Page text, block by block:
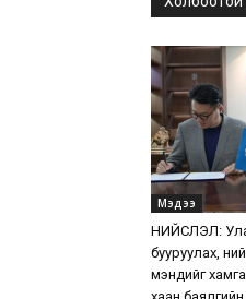
Мэдээ
НИЙСЛЭЛ:
бууруулах,
мэндийг